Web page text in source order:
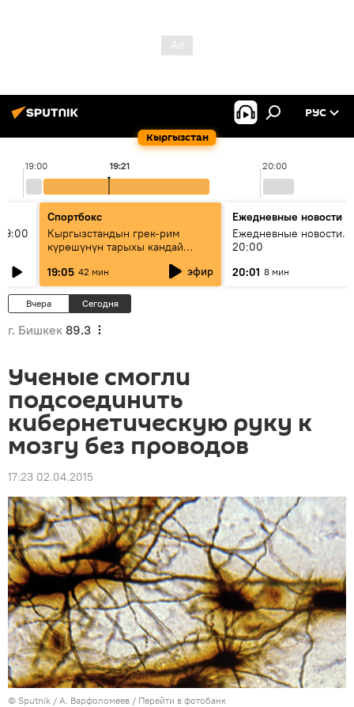
Кыргызстан
РУС
19:00 20:00
19:21
Спортбокс
Кыргызстандын грек-рим
күрөшүнүн тарыхы кандай
19:05 42 мин эфир
Ежедневные новости
Ежедневные новости.
20:00
20:01 8 мин
Вчера Сегодня
г. Бишкек 89.3
Ученые смогли
подсоединить
кибернетическую руку к
мозгу без проводов
17:23 02.04.2015
© Sputnik / А. Варфоломеев / Перейти в фотобанк